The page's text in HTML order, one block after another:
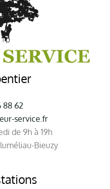
88 62
service.fr
de 9h à 19h
Bieuzy